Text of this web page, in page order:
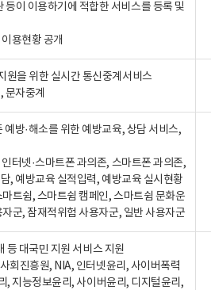
이 이용하기에 적합한 서비스를 등록 및
용현황 공개
을 위한 실시간 통신중계서비스
자중계
방·해소를 위한 예방교육, 상담 서비스,
터넷·스마트폰 과의존, 스마트폰 과의존,
, 예방교육 실적입력, 예방교육 실시현황
트쉼, 스마트쉼 캠페인, 스마트쉼 문화운
군, 잠재적위험 사용자군, 일반 사용자군
등 대국민 지원 서비스 지원
회진흥원, NIA, 인터넷윤리, 사이버폭력
, 지능정보윤리, 사이버윤리, 디지털윤리,